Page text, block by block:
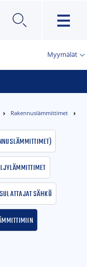
×
Myymälät
Rakennuslämmittimet
sähkö